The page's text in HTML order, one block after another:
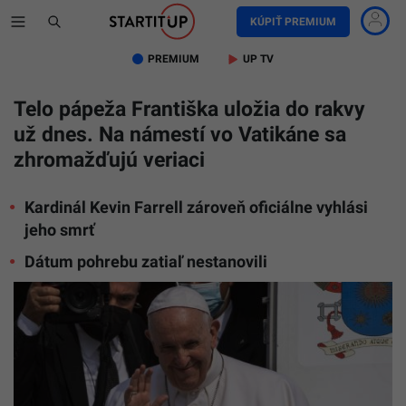
KÚPIŤ PREMIUM
PREMIUM UP TV
Telo pápeža Františka uložia do rakvy
už dnes. Na námestí vo Vatikáne sa
zhromažďujú veriaci
Kardinál Kevin Farrell zároveň oficiálne vyhlási
jeho smrť
Dátum pohrebu zatiaľ nestanovili